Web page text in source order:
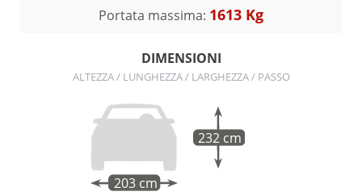
Portata massima: 1613 Kg
DIMENSIONI
ALTEZZA / LUNGHEZZA / LARGHEZZA / PASSO
203 cm
232 cm